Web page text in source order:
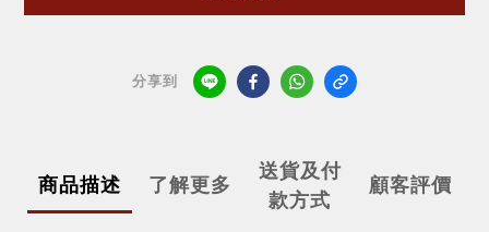
分享到
商品描述 了解更多
送貨及付
款方式
顧客評價